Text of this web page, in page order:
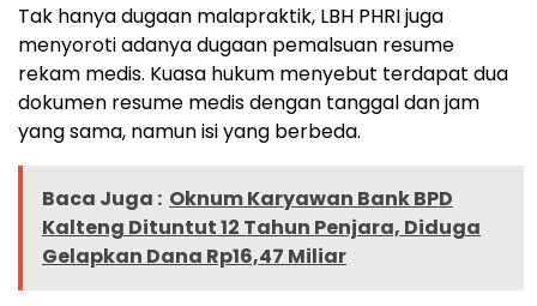
Tak hanya dugaan malapraktik, LBH PHRI juga
menyoroti adanya dugaan pemalsuan resume
rekam medis. Kuasa hukum menyebut terdapat dua
dokumen resume medis dengan tanggal dan jam
yang sama, namun isi yang berbeda.
Baca Juga : Oknum Karyawan Bank BPD
Kalteng Dituntut 12 Tahun Penjara, Diduga
Gelapkan Dana Rp16,47 Miliar